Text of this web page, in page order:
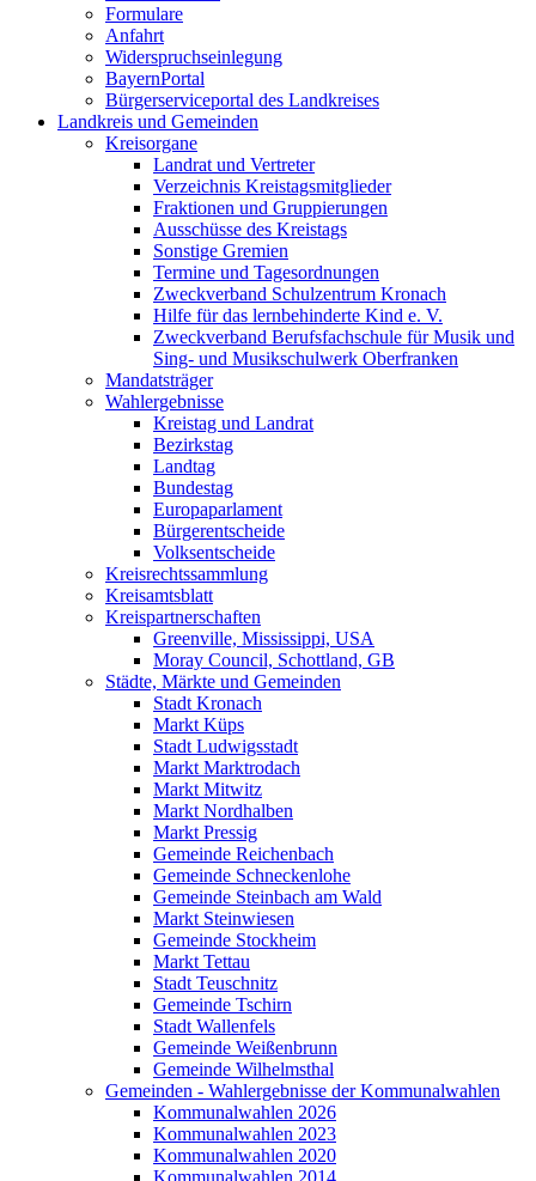
Formulare
Anfahrt
Widerspruchseinlegung
BayernPortal
Bürgerserviceportal des Landkreises
Landkreis und Gemeinden
Kreisorgane
Landrat und Vertreter
Verzeichnis Kreistagsmitglieder
Fraktionen und Gruppierungen
Ausschüsse des Kreistags
Sonstige Gremien
Termine und Tagesordnungen
Zweckverband Schulzentrum Kronach
Hilfe für das lernbehinderte Kind e. V.
Zweckverband Berufsfachschule für Musik und
Sing- und Musikschulwerk Oberfranken
Mandatsträger
Wahlergebnisse
Kreistag und Landrat
Bezirkstag
Landtag
Bundestag
Europaparlament
Bürgerentscheide
Volksentscheide
Kreisrechtssammlung
Kreisamtsblatt
Kreispartnerschaften
Greenville, Mississippi, USA
Moray Council, Schottland, GB
Städte, Märkte und Gemeinden
Stadt Kronach
Markt Küps
Stadt Ludwigsstadt
Markt Marktrodach
Markt Mitwitz
Markt Nordhalben
Markt Pressig
Gemeinde Reichenbach
Gemeinde Schneckenlohe
Gemeinde Steinbach am Wald
Markt Steinwiesen
Gemeinde Stockheim
Markt Tettau
Stadt Teuschnitz
Gemeinde Tschirn
Stadt Wallenfels
Gemeinde Weißenbrunn
Gemeinde Wilhelmsthal
Gemeinden - Wahlergebnisse der Kommunalwahlen
Kommunalwahlen 2026
Kommunalwahlen 2023
Kommunalwahlen 2020
Kommunalwahlen 2014